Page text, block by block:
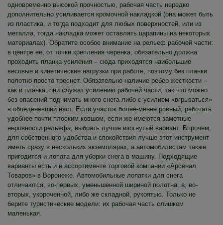
одновременно высокой прочностью, рабочая часть нередко
дополнительно усиливается кромочной накладкой (она может быть
из пластика, и тогда подходит для любых поверхностей, или из
металла, тогда накладка может оставлять царапины на некоторых
материалах). Обратите особое внимание на рельеф рабочей части:
в центре ее, от точки крепления черенка, обязательно должна
проходить планка усиления – сюда приходятся наибольшие
весовые и кинетические нагрузки при работе, поэтому без планки
полотно просто треснет. Обязательно наличие ребер жесткости –
как и планка, они служат усилению рабочей части, так что можно
без опасений поднимать много снега либо с усилием «вгрызаться»
в обледеневший наст. Если участок более-менее ровный, работать
удобнее почти плоским ковшом, если же имеются заметные
неровности рельефа, выбрать лучше изогнутый вариант. Впрочем,
для собственного удобства и спокойствия лучше этот инструмент
иметь сразу в нескольких экземплярах, а автомобилистам также
пригодится и лопата для уборки снега в машину. Подходящие
варианты есть и в ассортименте торговой компании «Арсенал
Товаров» в Воронеже. Автомобильные лопатки для снега
отличаются, во-первых, уменьшенной шириной полотна, а, во-
вторых, укороченной, либо же складной, рукоятью. Только не
берите туристические модели: их рабочая часть слишком
маленькая.